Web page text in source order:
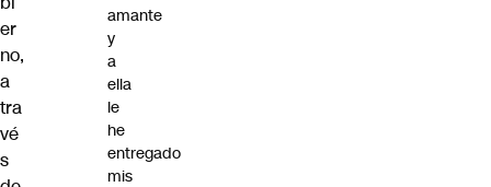
er
no,
a
tra
vé
s
amante
y
a
ella
le
he
entregado
mis